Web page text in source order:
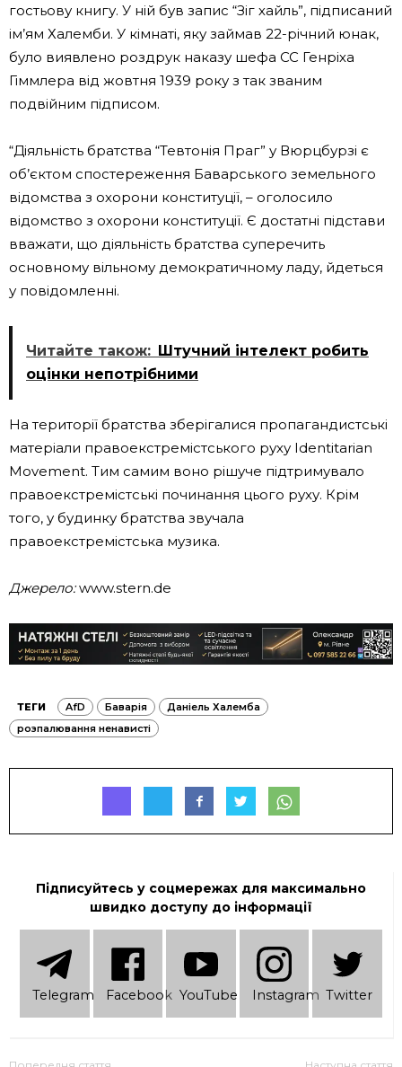
гостьову книгу. У ній був запис “Зіг хайль”, підписаний
ім’ям Халемби. У кімнаті, яку займав 22-річний юнак,
було виявлено роздрук наказу шефа СС Генріха
Гіммлера від жовтня 1939 року з так званим
подвійним підписом.
“Діяльність братства “Тевтонія Праг” у Вюрцбурзі є
об’єктом спостереження Баварського земельного
відомства з охорони конституції, – оголосило
відомство з охорони конституції. Є достатні підстави
вважати, що діяльність братства суперечить
основному вільному демократичному ладу, йдеться
у повідомленні.
Читайте також: Штучний інтелект робить
оцінки непотрібними
На території братства зберігалися пропагандистські
матеріали правоекстремістського руху Identitarian
Movement. Тим самим воно рішуче підтримувало
правоекстремістські починання цього руху. Крім
того, у будинку братства звучала
правоекстремістська музика.
Джерело:www.stern.de
ТЕГИ AfD Баварія
Даніель Халемба
розпалювання ненависті
Підписуйтесь у соцмережах для максимально
швидко доступу до інформації
Telеgram Facebook YouTube Instagram Twitter